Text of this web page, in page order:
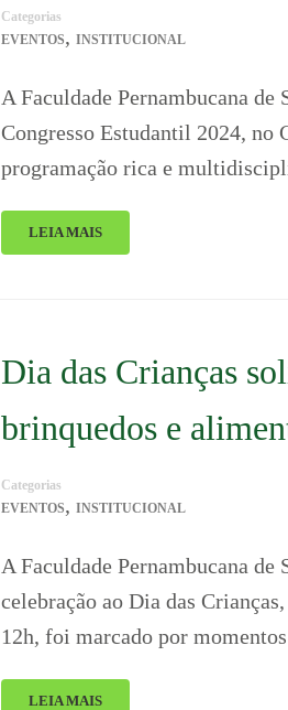
Categorias
EVENTOS, INSTITUCIONAL
A Faculdade Pernambucana
Congresso Estudantil 2024, no
programação rica e
LEIA MAIS
Dia das Crianças
brinquedos e
Categorias
EVENTOS, INSTITUCIONAL
A Faculdade Pernambucana
celebração ao Dia das
12h, foi marcado por
LEIA MAIS